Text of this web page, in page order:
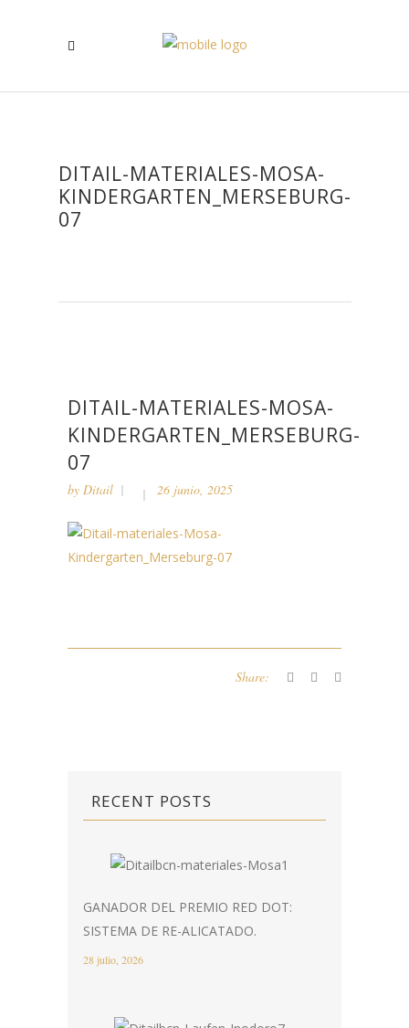
DITAIL-MATERIALES-MOSA-
KINDERGARTEN_MERSEBURG-
07
DITAIL-MATERIALES-MOSA-
KINDERGARTEN_MERSEBURG-
07
by Ditail 26 junio, 2025
Share:
RECENT POSTS
GANADOR DEL PREMIO RED DOT:
SISTEMA DE RE-ALICATADO.
28 julio, 2026